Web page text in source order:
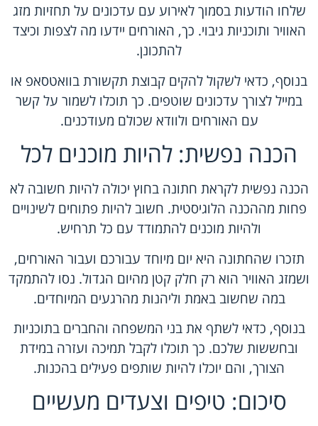
שלחו הודעות בסמוך לאירוע עם עדכונים על תחזיות מזג
האוויר ותוכניות גיבוי. כך, האורחים יידעו מה לצפות וכיצד
להתכונן.
בנוסף, כדאי לשקול להקים קבוצת תקשורת בוואטסאפ או
במייל לצורך עדכונים שוטפים. כך תוכלו לשמור על קשר
עם האורחים ולוודא שכולם מעודכנים.
הכנה נפשית: להיות מוכנים לכל
הכנה נפשית לקראת חתונה בחוץ יכולה להיות חשובה לא
פחות מההכנה הלוגיסטית. חשוב להיות פתוחים לשינויים
ולהיות מוכנים להתמודד עם כל תרחיש.
תזכרו שהחתונה היא יום מיוחד עבורכם ועבור האורחים,
ושמזג האוויר הוא רק חלק קטן מהיום הגדול. נסו להתמקד
במה שחשוב באמת וליהנות מהרגעים המיוחדים.
בנוסף, כדאי לשתף את בני המשפחה והחברים בתוכניות
ובחששות שלכם. כך תוכלו לקבל תמיכה ועזרה במידת
הצורך, והם יוכלו להיות שותפים פעילים בהכנות.
סיכום: טיפים וצעדים מעשיים